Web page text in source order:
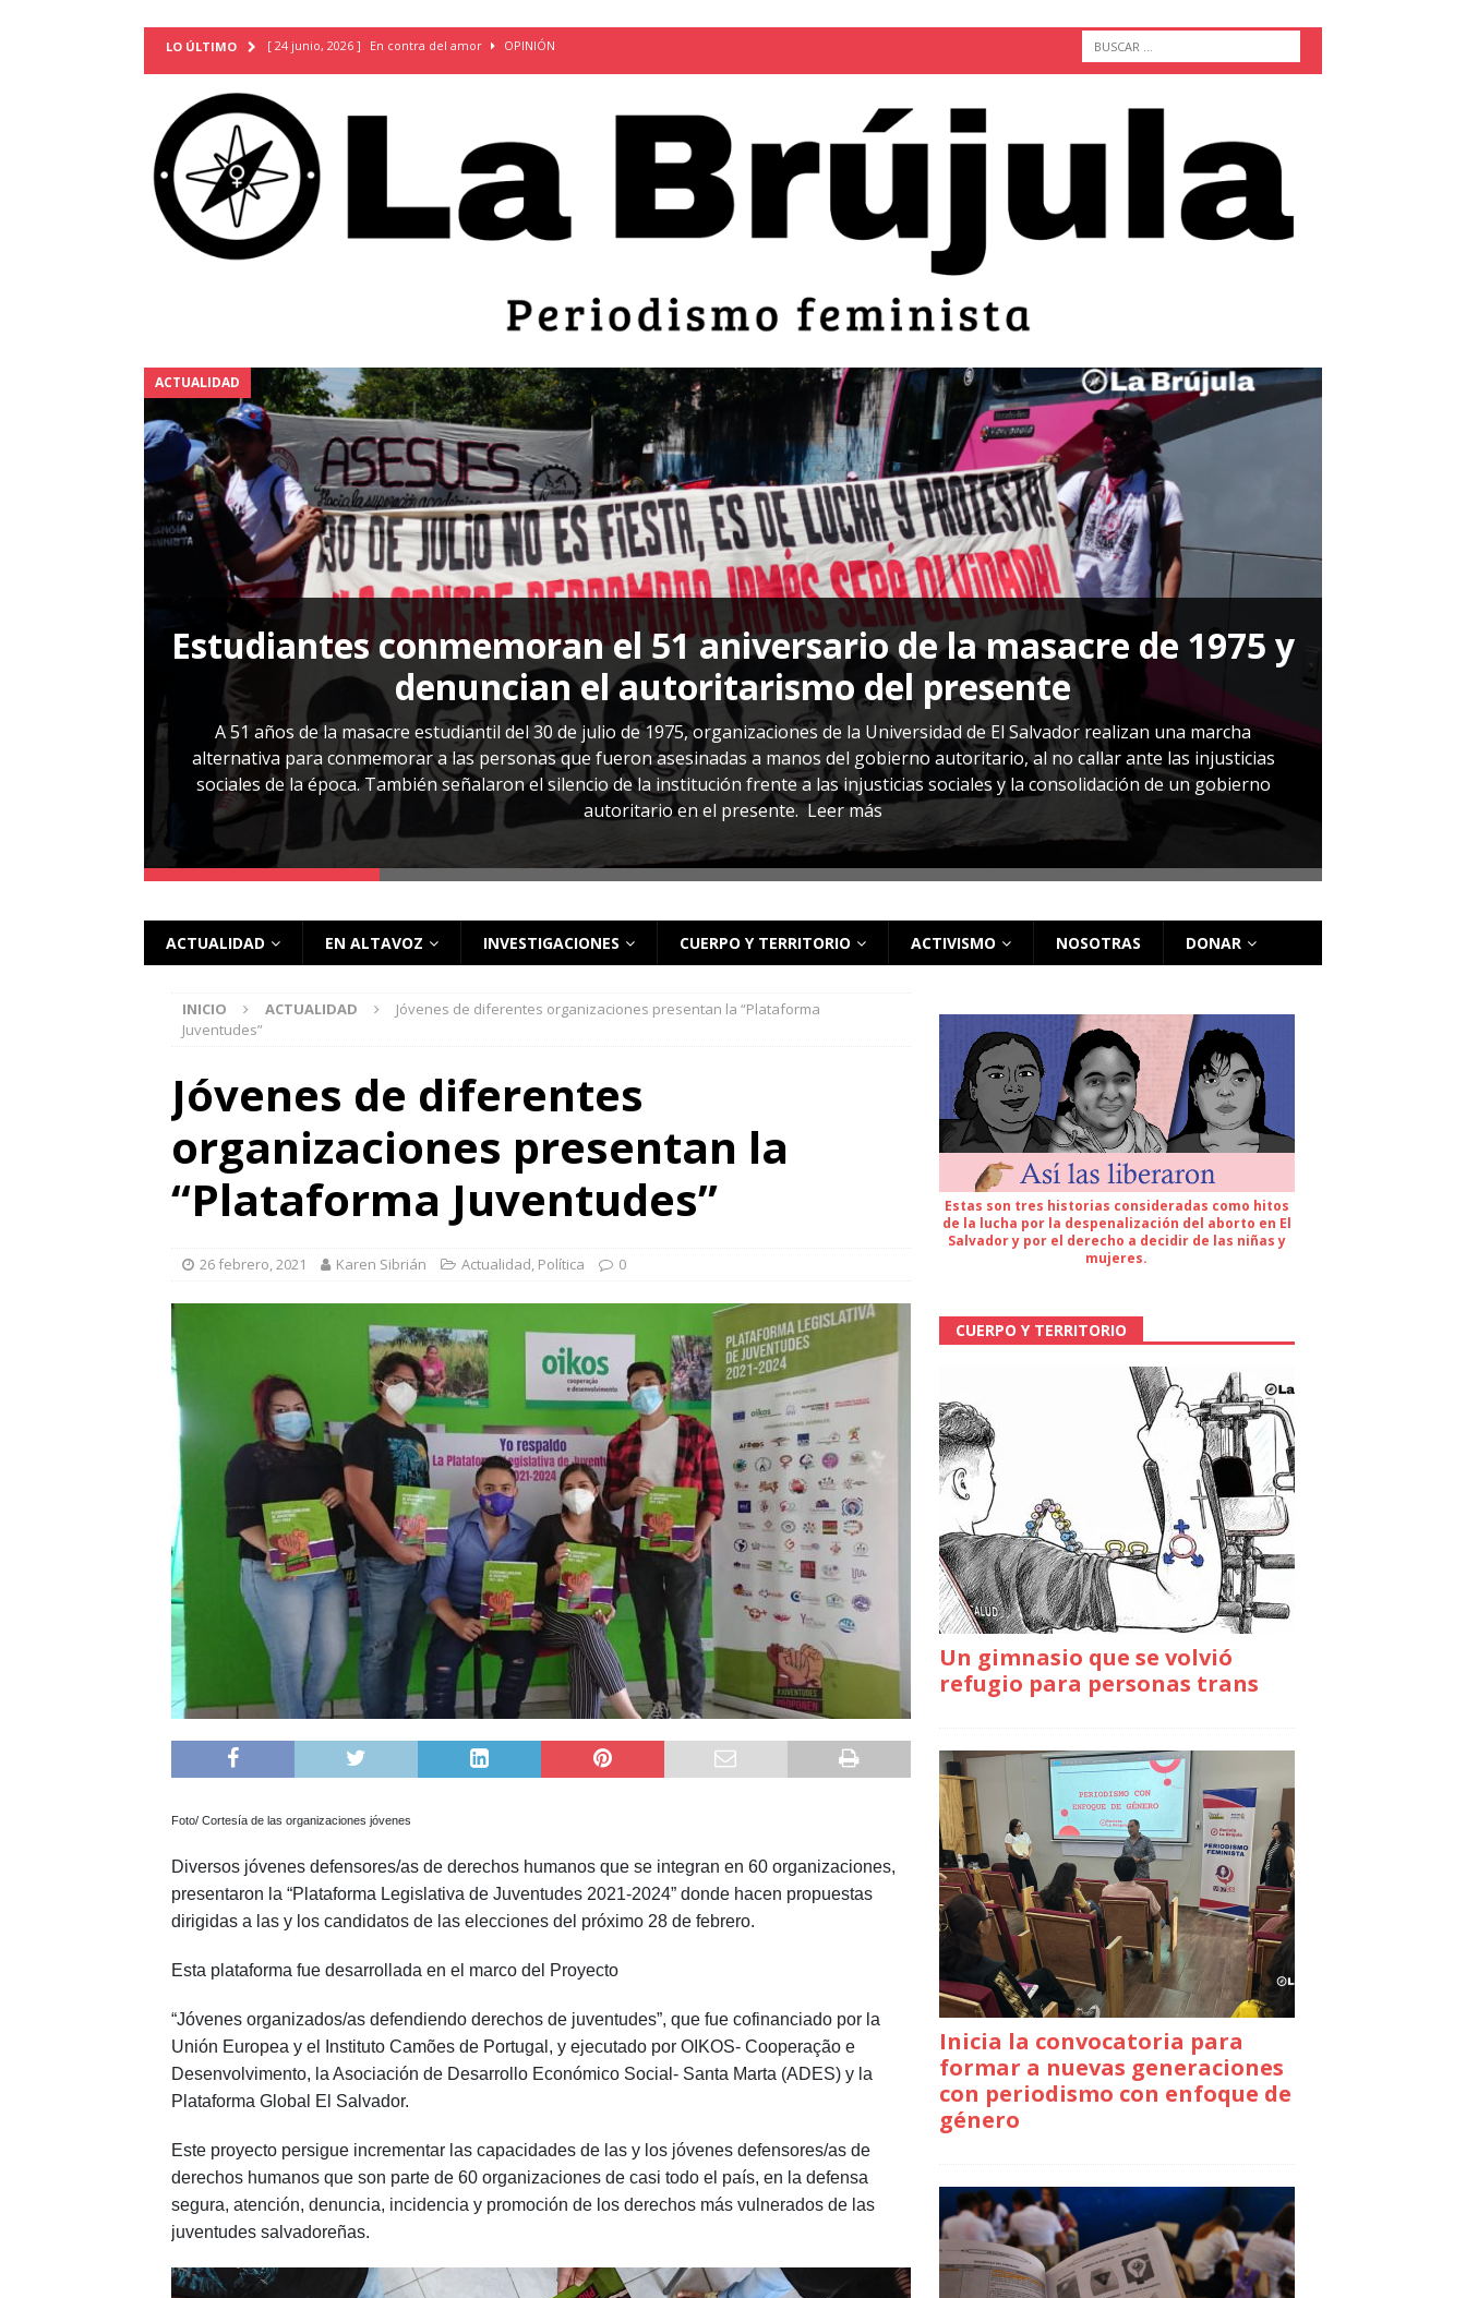
LO ÚLTIMO [ 24 junio, 2026 ] En contra del amor OPINIÓN
TERRITORIO
[ 21 febrero, 2026 ] Cuando la prevención de embarazos en niñas y adolescentes desaparece del territorio
INVESTIGACIONES
[ 31 julio, 2026 ] Estudiantes conmemoran el 51 aniversario de la masacre de 1975 y denuncian el
Piden mantener la libertad provisional de Sandra Leticia Hernández: víctima del régimen de
[ 28 julio, 2026 ] ARENA y FMLN apuestan por mujeres en sus fórmulas presidenciales para 2027
ACTUALIDAD
[ 24 julio, 2026 ] A María Hildaura le falló el Estado OPINIÓN
[ 28 julio, 2026 ] Más allá de los casos: cómo entender el VIH en El Salvador ACTUALIDAD
ACTUALIDAD
Estudiantes conmemoran el 51 aniversario de la masacre de 1975 y
denuncian el autoritarismo del presente
A 51 años de la masacre estudiantil del 30 de julio de 1975, organizaciones de la Universidad de El Salvador realizan una marcha
alternativa para conmemorar a las personas que fueron asesinadas a manos del gobierno autoritario, al no callar ante las injusticias
sociales de la época. También señalaron el silencio de la institución frente a las injusticias sociales y la consolidación de un gobierno
autoritario en el presente.Leer más
ACTUALIDAD EN ALTAVOZ INVESTIGACIONES CUERPO Y TERRITORIO ACTIVISMO NOSOTRAS DONAR
INICIO ACTUALIDAD
Jóvenes de diferentes organizaciones presentan la “Plataforma
Juventudes”
Jóvenes de diferentes
organizaciones presentan la
“Plataforma Juventudes”
26 febrero, 2021 Karen Sibrián Actualidad, Política 0
Foto/ Cortesía de las organizaciones jóvenes
Diversos jóvenes defensores/as de derechos humanos que se integran en 60 organizaciones,
presentaron la “Plataforma Legislativa de Juventudes 2021-2024” donde hacen propuestas
dirigidas a las y los candidatos de las elecciones del próximo 28 de febrero.
Esta plataforma fue desarrollada en el marco del Proyecto
“Jóvenes organizados/as defendiendo derechos de juventudes”, que fue cofinanciado por la
Unión Europea y el Instituto Camões de Portugal, y ejecutado por OIKOS- Cooperação e
Desenvolvimento, la Asociación de Desarrollo Económico Social- Santa Marta (ADES) y la
Plataforma Global El Salvador.
Este proyecto persigue incrementar las capacidades de las y los jóvenes defensores/as de
derechos humanos que son parte de 60 organizaciones de casi todo el país, en la defensa
segura, atención, denuncia, incidencia y promoción de los derechos más vulnerados de las
juventudes salvadoreñas.
Estas son tres historias consideradas como hitos
de la lucha por la despenalización del aborto en El
Salvador y por el derecho a decidir de las niñas y
mujeres.
CUERPO Y TERRITORIO
Un gimnasio que se volvió
refugio para personas trans
Inicia la convocatoria para
formar a nuevas generaciones
con periodismo con enfoque de
género